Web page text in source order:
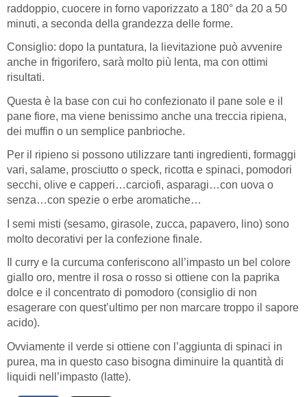
raddoppio, cuocere in forno vaporizzato a 180° da 20 a 50
minuti, a seconda della grandezza delle forme.
Consiglio: dopo la puntatura, la lievitazione può avvenire
anche in frigorifero, sarà molto più lenta, ma con ottimi
risultati.
Questa è la base con cui ho confezionato il pane sole e il
pane fiore, ma viene benissimo anche una treccia ripiena,
dei muffin o un semplice panbrioche.
Per il ripieno si possono utilizzare tanti ingredienti, formaggi
vari, salame, prosciutto o speck, ricotta e spinaci, pomodori
secchi, olive e capperi…carciofi, asparagi…con uova o
senza…con spezie o erbe aromatiche…
I semi misti (sesamo, girasole, zucca, papavero, lino) sono
molto decorativi per la confezione finale.
Il curry e la curcuma conferiscono all’impasto un bel colore
giallo oro, mentre il rosa o rosso si ottiene con la paprika
dolce e il concentrato di pomodoro (consiglio di non
esagerare con quest’ultimo per non marcare troppo il sapore
acido).
Ovviamente il verde si ottiene con l’aggiunta di spinaci in
purea, ma in questo caso bisogna diminuire la quantità di
liquidi nell’impasto (latte).